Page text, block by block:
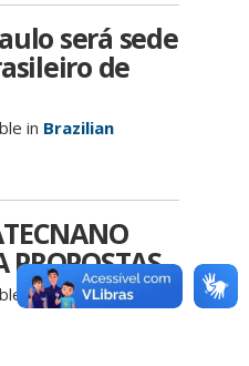
será sede
de
in Brazilian
PROPOSTAS
inBrazilian